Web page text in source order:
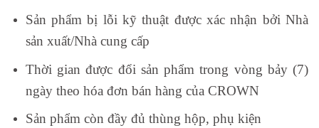
Sản phẩm bị lỗi kỹ thuật được xác nhận bởi Nhà
sản xuất/Nhà cung cấp
Thời gian được đổi sản phẩm trong vòng bảy (7)
ngày theo hóa đơn bán hàng của CROWN
Sản phẩm còn đầy đủ thùng hộp, phụ kiện